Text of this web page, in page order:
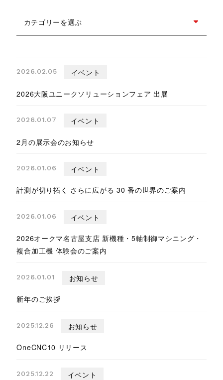
カテゴリーを選ぶ
2026.02.05 イベント
2026大阪ユニークソリューションフェア 出展
2026.01.07 イベント
2月の展示会のお知らせ
2026.01.06 イベント
計測が切り拓く さらに広がる 30 番の世界のご案内
2026.01.06 イベント
2026オークマ名古屋支店 新機種・5軸制御マシニング・
複合加工機 体験会のご案内
2026.01.01 お知らせ
新年のご挨拶
2025.12.26 お知らせ
OneCNC10 リリース
2025.12.22 イベント